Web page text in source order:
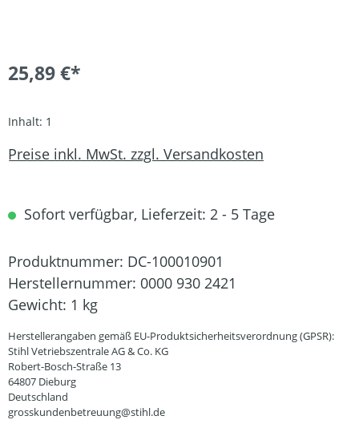
25,89 €*
Inhalt: 1
Preise inkl. MwSt. zzgl. Versandkosten
Sofort verfügbar, Lieferzeit: 2 - 5 Tage
Produktnummer: DC-100010901
Herstellernummer: 0000 930 2421
Gewicht: 1 kg
Herstellerangaben gemäß EU-Produktsicherheitsverordnung (GPSR):
Stihl Vetriebszentrale AG & Co. KG
Robert-Bosch-Straße 13
64807 Dieburg
Deutschland
grosskundenbetreuung@stihl.de